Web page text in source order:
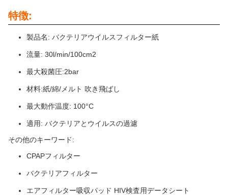
特徴:
製品名: バクテリアウイルスフィルター紙
流量: 30l/min/100cm2
最大殺菌圧:2bar
材料:紙/綿/メルト 吹き飛ばし
最大動作温度: 100°C
適用: バクテリアとウイルスの過濾
その他のキーワード:
CPAPフィルター
バクテリアフィルター
エアフィルター吸収パッド HIV検査用データシート